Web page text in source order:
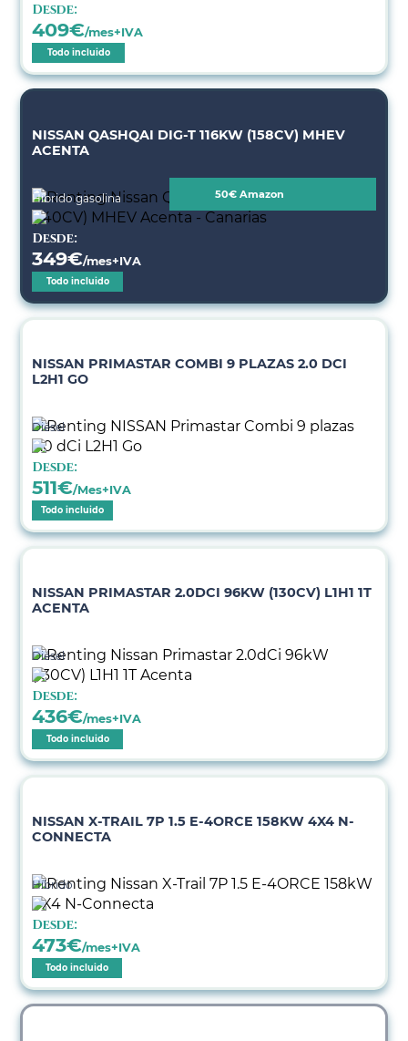
Desde:
409€/mes+IVA
Todo incluido
NISSAN QASHQAI DIG-T 116KW (158CV) MHEV
ACENTA
Híbrido gasolina 50€ Amazon
Desde:
349€/mes+IVA
Todo incluido
NISSAN PRIMASTAR COMBI 9 PLAZAS 2.0 DCI
L2H1 GO
Diésel
Desde:
511€/Mes+IVA
Todo incluido
NISSAN PRIMASTAR 2.0DCI 96KW (130CV) L1H1 1T
ACENTA
Diésel
Desde:
436€/mes+IVA
Todo incluido
NISSAN X-TRAIL 7P 1.5 E-4ORCE 158KW 4X4 N-
CONNECTA
Híbrido
Desde:
473€/mes+IVA
Todo incluido